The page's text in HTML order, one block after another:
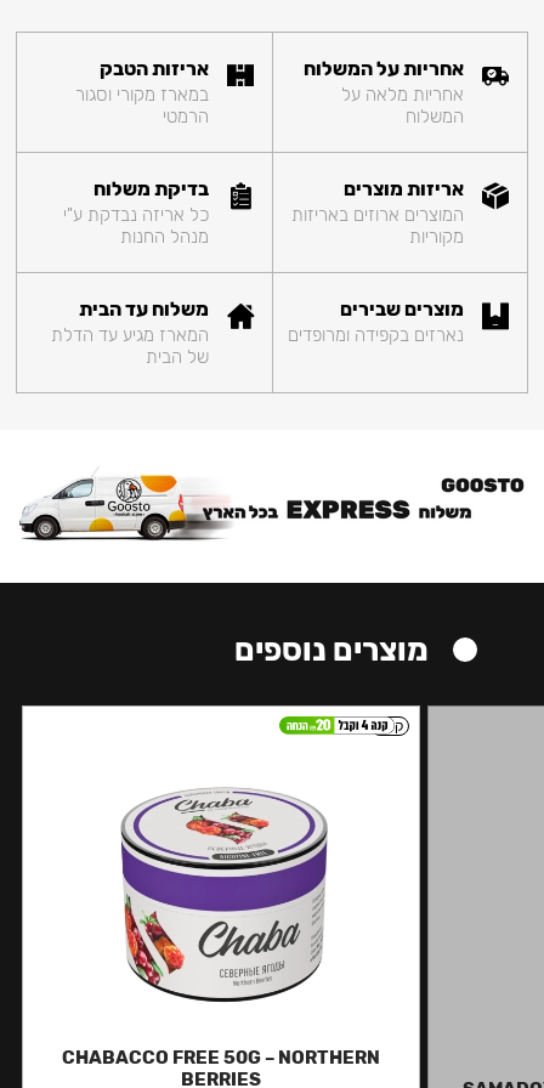
אחריות על המשלוח
אחריות מלאה על
המשלוח
אריזות הטבק
במארז מקורי וסגור
הרמטי
אריזות מוצרים
המוצרים ארוזים באריזות
מקוריות
בדיקת משלוח
כל אריזה נבדקת ע"י
מנהל החנות
מוצרים שבירים
נארזים בקפידה ומרופדים
משלוח עד הבית
המארז מגיע עד הדלת
של הבית
מוצרים נוספים
קל
CHABACCO FREE 50G – NORTHERN
BERRIES